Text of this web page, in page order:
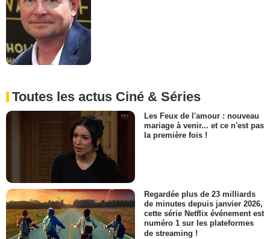
Toutes les actus Ciné & Séries
Les Feux de l'amour : nouveau
mariage à venir... et ce n'est pas
la première fois !
Regardée plus de 23 milliards
de minutes depuis janvier 2026,
cette série Netflix événement est
numéro 1 sur les plateformes
de streaming !